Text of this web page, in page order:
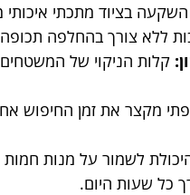
השקעה בציוד מתכתי
ללא צורך בהחלפה
קלות הניקוי של
מקצר את זמן החיפוש
לשמור על מנות
כל שעות היום.